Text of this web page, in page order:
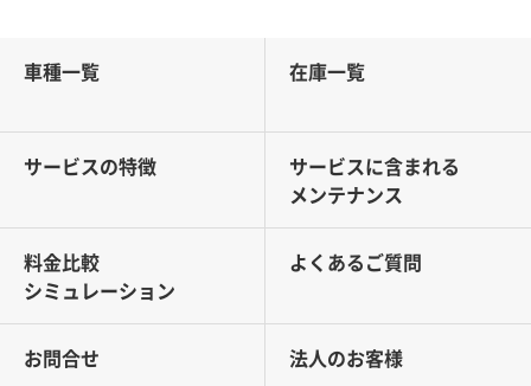
車種一覧 在庫一覧
サービスの特徴
サービスに含まれる
メンテナンス
料金比較
シミュレーション
よくあるご質問
お問合せ 法人のお客様